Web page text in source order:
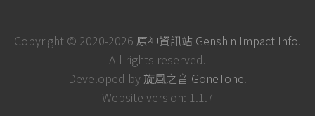
Copyright © 2020-2026 原神資訊站 Genshin Impact Info.
All rights reserved.
Developed by 旋風之音 GoneTone.
Website version: 1.1.7